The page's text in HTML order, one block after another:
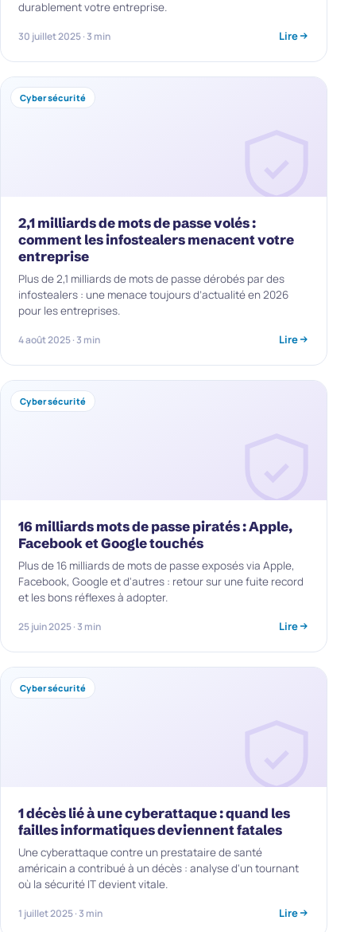
durablement votre entreprise.
30 juillet 2025 · 3 min Lire
Cybersécurité
2,1 milliards de mots de passe volés :
comment les infostealers menacent votre
entreprise
Plus de 2,1 milliards de mots de passe dérobés par des
infostealers : une menace toujours d’actualité en 2026
pour les entreprises.
4 août 2025 · 3 min Lire
Cybersécurité
16 milliards mots de passe piratés : Apple,
Facebook et Google touchés
Plus de 16 milliards de mots de passe exposés via Apple,
Facebook, Google et d'autres : retour sur une fuite record
et les bons réflexes à adopter.
25 juin 2025 · 3 min Lire
Cybersécurité
1 décès lié à une cyberattaque : quand les
failles informatiques deviennent fatales
Une cyberattaque contre un prestataire de santé
américain a contribué à un décès : analyse d'un tournant
où la sécurité IT devient vitale.
1 juillet 2025 · 3 min Lire